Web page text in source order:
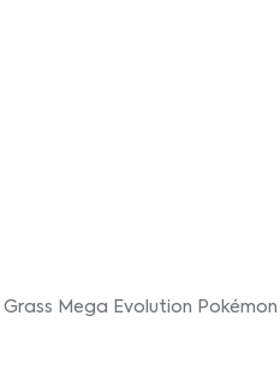
Mega Evolution Pokémon